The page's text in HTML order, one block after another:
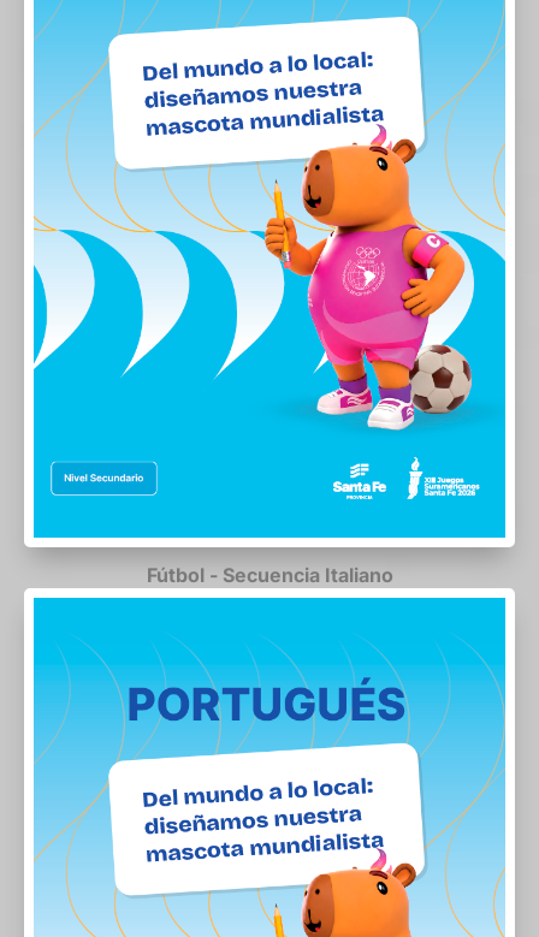
Fútbol - Secuencia Italiano